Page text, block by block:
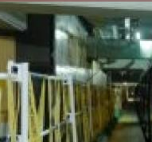
شرشر تكتب: دي مبقتش كورة..
دي سياسة